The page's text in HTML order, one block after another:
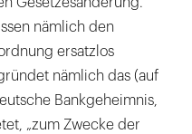
nämlich den
ersatzlos
nämlich das (auf
Bankgeheimnis,
„zum Zwecke der